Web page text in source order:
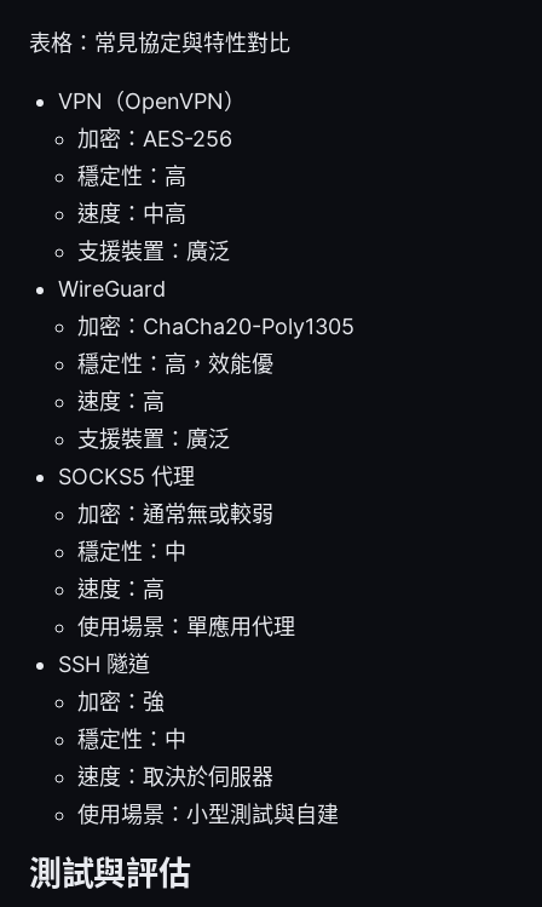
表格：常見協定與特性對比
VPN（OpenVPN）
加密：AES-256
穩定性：高
速度：中高
支援裝置：廣泛
WireGuard
加密：ChaCha20-Poly1305
穩定性：高，效能優
速度：高
支援裝置：廣泛
SOCKS5 代理
加密：通常無或較弱
穩定性：中
速度：高
使用場景：單應用代理
SSH 隧道
加密：強
穩定性：中
速度：取決於伺服器
使用場景：小型測試與自建
測試與評估